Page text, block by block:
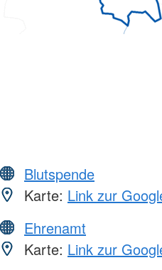
Blutspende
Karte: Link zur
Ehrenamt
Karte: Link zur